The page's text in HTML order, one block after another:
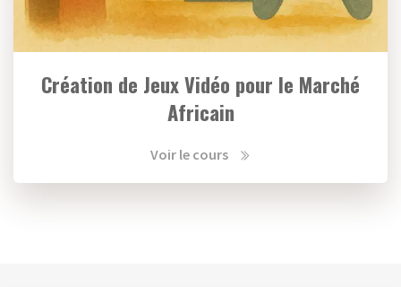
Création de Jeux Vidéo pour le Marché
Africain
Voir le cours